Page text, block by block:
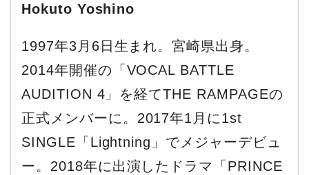
Hokuto Yoshino
1997年3月6日生まれ。宮崎県出身。
2014年開催の「VOCAL BATTLE
AUDITION 4」を経てTHE RAMPAGEの
正式メンバーに。2017年1月に1st
SINGLE「Lightning」でメジャーデビュ
ー。2018年に出演したドラマ「PRINCE